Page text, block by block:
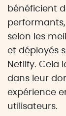
bénéficient
selon les
et déployés
Netlify. Cela
dans leur
expérience
utilisateurs.